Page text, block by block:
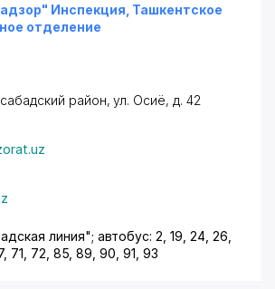
Инспекция, Ташкентское
отделение
район,ул. Осиё, д. 42
линия"; автобус: 2, 19, 24, 26,
71, 72, 85, 89, 90, 91, 93